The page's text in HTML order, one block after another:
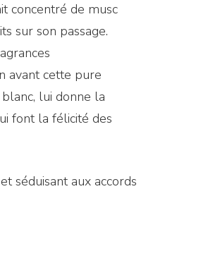
concentré de musc
sur son passage.
avant cette pure
lui donne la
font la félicité des
séduisant aux accords